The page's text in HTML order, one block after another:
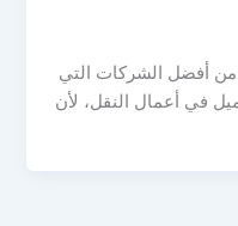
أفضل الشركات التي
في أعمال النقل، لأن